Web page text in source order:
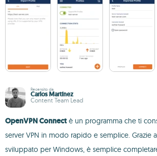
Recensito da
Carlos Martínez
Content Team Lead
OpenVPN Connect è un programma che ti
server VPN in modo rapido e semplice. Grazie
sviluppato per Windows, è semplice